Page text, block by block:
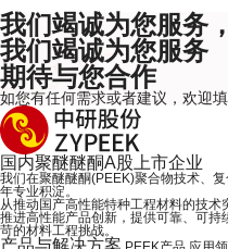
我们竭诚为您服务
我们竭诚为您服务
期待与您合作
如您有任何需求或者建议，欢迎
国内聚醚醚酮A股上市企业
我们在聚醚醚酮(PEEK)聚合物技术、
年专业积淀。
从推动国产高性能特种工程材料的技
推进高性能产品创新，提供可靠、可
苛的材料工程挑战。